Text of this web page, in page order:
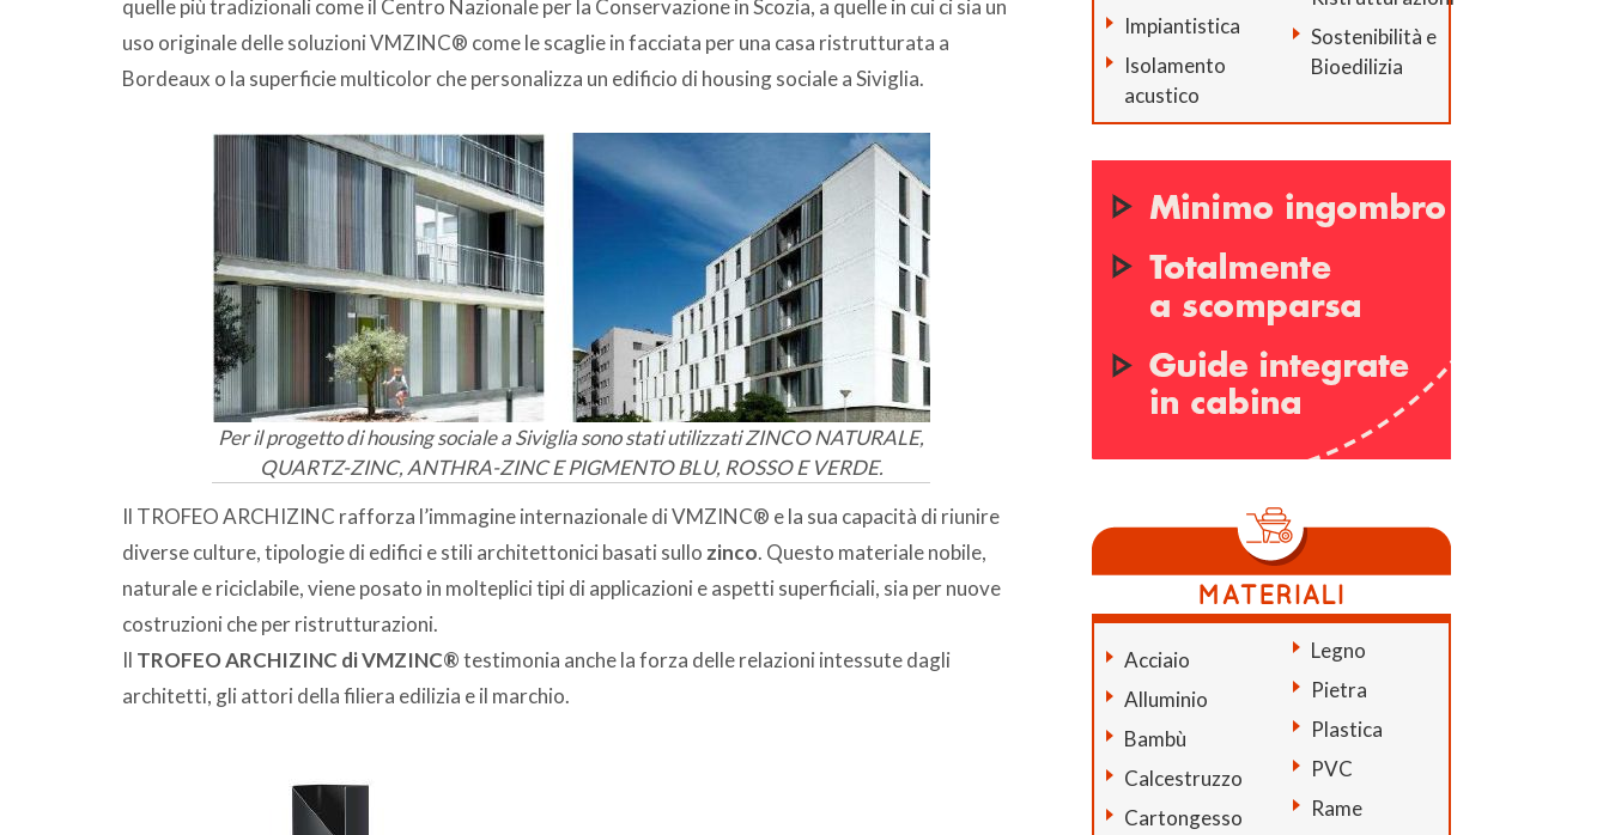
quelle più tradizionali come il Centro Nazionale per la Conservazione in Scozia, a quelle in cui ci sia un
uso originale delle soluzioni VMZINC® come le scaglie in facciata per una casa ristrutturata a
Bordeaux o la superficie multicolor che personalizza un edificio di housing sociale a Siviglia.
Per il progetto di housing sociale a Siviglia sono stati utilizzati ZINCO NATURALE,
QUARTZ-ZINC, ANTHRA-ZINC E PIGMENTO BLU, ROSSO E VERDE.
Il TROFEO ARCHIZINC rafforza l’immagine internazionale di VMZINC® e la sua capacità di riunire
diverse culture, tipologie di edifici e stili architettonici basati sullo zinco. Questo materiale nobile,
naturale e riciclabile, viene posato in molteplici tipi di applicazioni e aspetti superficiali, sia per nuove
costruzioni che per ristrutturazioni.
Il TROFEO ARCHIZINC di VMZINC®testimonia anche la forza delle relazioni intessute dagli
architetti, gli attori della filiera edilizia e il marchio.
Impiantistica
Isolamento
acustico
Sostenibilità e
Bioedilizia
Acciaio
Alluminio
Bambù
Calcestruzzo
Cartongesso
Legno
Pietra
Plastica
PVC
Rame